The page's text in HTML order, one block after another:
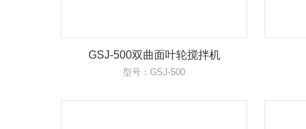
GSJ-500双曲面叶轮搅拌机
型号：GSJ-500